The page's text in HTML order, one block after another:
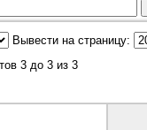
Вывести на страницу:
3 до 3 из 3